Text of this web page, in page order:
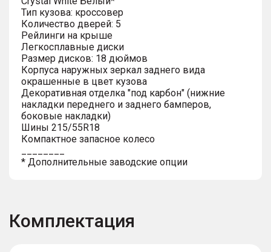
Тип кузова: кроссовер
Количество дверей: 5
Рейлинги на крыше
Легкосплавные диски
Размер дисков: 18 дюймов
Корпуса наружных зеркал заднего вида
окрашенные в цвет кузова
Декоративная отделка "под карбон" (нижние
накладки переднего и заднего бамперов,
боковые накладки)
Шины 215/55R18
Компактное запасное колесо
* Дополнительные заводские опции
Комплектация